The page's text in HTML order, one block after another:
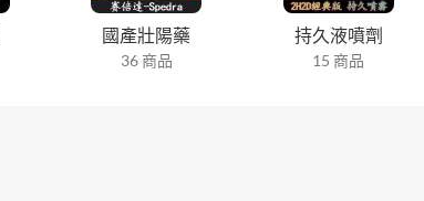
國產壯陽藥
36 商品
持久液噴劑
15 商品